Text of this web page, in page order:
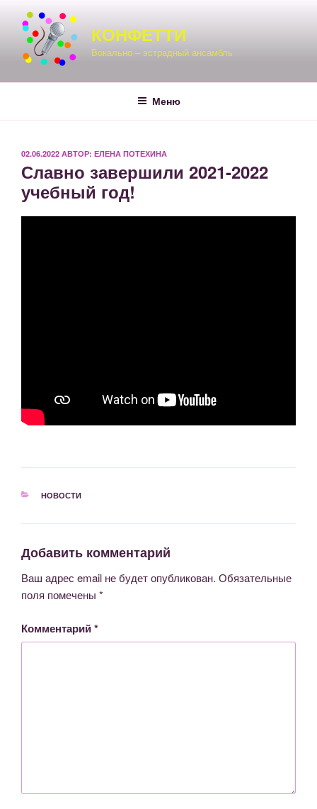
содержимому
КОНФЕТТИ
Вокально – эстрадный ансамбль
Меню
ОПУБЛИКОВАНО
02.06.2022 АВТОР: ЕЛЕНА ПОТЕХИНА
Славно завершили 2021-2022
учебный год!
РУБРИКИ
НОВОСТИ
Добавить комментарий
Ваш адрес email не будет опубликован. Обязательные
поля помечены *
Комментарий*